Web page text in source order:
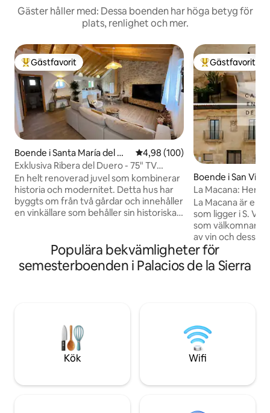
Gäster håller med: Dessa boenden har höga betyg för
plats, renlighet och mer.
Populär gästfavorit
Gästfavorit
Boende i Santa María del Me
rcadillo
4,98 av 5 i genomsnittligt
4,98 (100)
Exklusiva Ribera del Duero - 75" TV
Netflix och Wifi
En helt renoverad juvel som kombinerar
historia och modernitet. Detta hus har
byggts om från två gårdar och innehåller
en vinkällare som behåller sin historiska
bekvämligheter, njut av dina
favoritserier och filmer på Netflix medan
Populär
Gästfavorit
Boende i San
nsierra
La Macana:
Sonsierra
La Macana är en
som ligger i S.
som välkomnar
av vin och dess
något speciellt
Strategiskt
Haro Station
avkoppling och
magnifika
Populära bekvämligheter för
semesterboenden i Palacios de la Sierra
Kök Wifi